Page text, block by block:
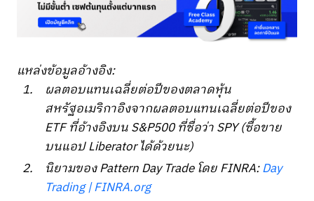
แหล่งข้อมูลอ้างอิง:
ผลตอบแทนเฉลี่ยต่อปีของตลาดหุ้น
สหรัฐอเมริกาอิงจากผลตอบแทนเฉลี่ยต่อปีของ
ETF ที่อ้างอิงบน S&P500 ที่ชื่อว่า SPY (ซื้อขาย
บนแอป Liberator ได้ด้วยนะ)
นิยามของ Pattern Day Trade โดย FINRA:Day
Trading | FINRA.org